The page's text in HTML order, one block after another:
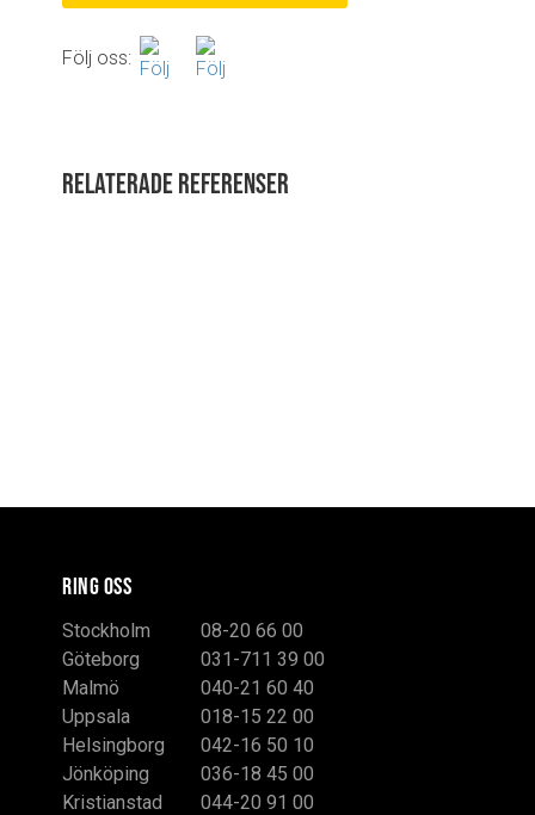
Följ oss:
Relaterade referenser
RING OSS
Stockholm
08-20 66 00
Göteborg
031-711 39 00
Malmö
040-21 60 40
Uppsala
018-15 22 00
Helsingborg
042-16 50 10
Jönköping
036-18 45 00
Kristianstad
044-20 91 00